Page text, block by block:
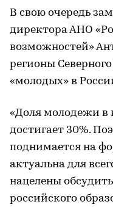
В свою очередь
директора АНО
возможностей»
регионы
«молодых» в
«Доля молодежи в
достигает 30%.
поднимается на
актуальна для
нацелены
российского